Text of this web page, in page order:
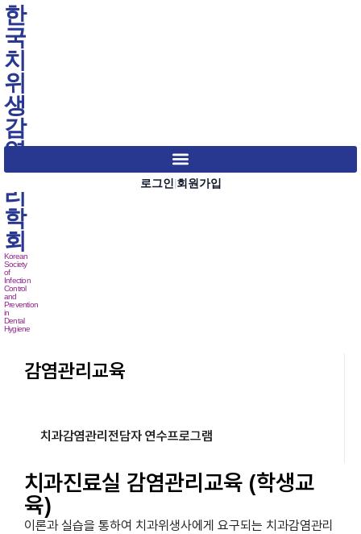
한
국
치
위
생
감
염
관
리
학
회
Korean
Society
of
Infection
Control
and
Prevention
in
Dental
Hygiene
로그인 회원가입
감염관리교육
치과감염관리전담자 연수프로그램
치과진료실 감염관리교육 (학생교
육)
이론과 실습을 통하여 치과위생사에게 요구되는 치과감염관리